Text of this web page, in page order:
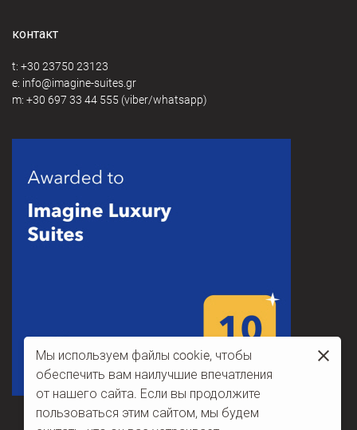
контакт
t: +30 23750 23123
e:
@
m: +30 697 33 44 555 (viber/whatsapp)
Мы используем файлы cookie, чтобы
обеспечить вам наилучшие впечатления
от нашего сайта. Если вы продолжите
пользоваться этим сайтом, мы будем